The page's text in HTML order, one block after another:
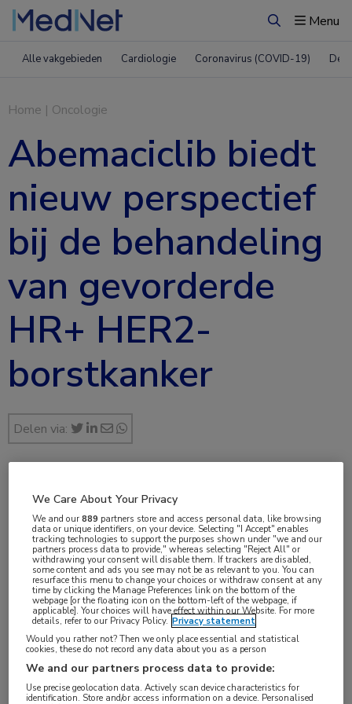
ZoekenMenu
Alle vakgebieden Cardiologie Coronavirus (COVID-19)
Home | Oncologie
Abemaciclib biedt
nieuw perspectief
bij de behandeling
van gevorderde
HR+ HER2-
borstkanker
Delen via:
nov 2019
Vakgebieden:
Oncologie
Aandachtsgebieden:
Borstkanker
Tags:
We Care About Your Privacy
We and our889 partners store and access personal data, like browsing
data or unique identifiers, on your device. Selecting "I Accept" enables
tracking technologies to support the purposes shown under "we and our
partners process data to provide," whereas selecting "Reject All" or
withdrawing your consent will disable them. If trackers are disabled,
some content and ads you see may not be as relevant to you. You can
resurface this menu to change your choices or withdraw consent at any
time by clicking the Manage Preferences link on the bottom of the
webpage [or the floating icon on the bottom-left of the webpage, if
applicable]. Your choices will have effect within our Website. For more
details, refer to our Privacy Policy. Privacy statement
Would you rather not? Then we only place essential and statistical
cookies, these do not record any data about you as a person
We and our partners process data to provide:
Use precise geolocation data. Actively scan device characteristics for
identification. Store and/or access information on a device. Personalised